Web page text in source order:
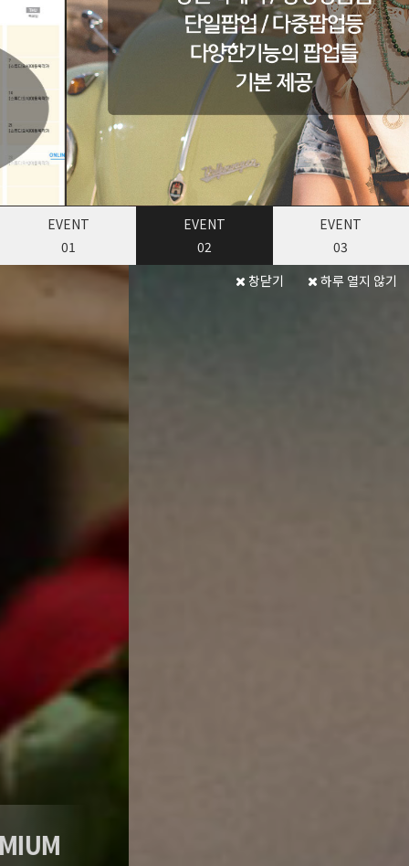
EVENT
01
EVENT
02
EVENT
03
하루 열지 않기
창닫기